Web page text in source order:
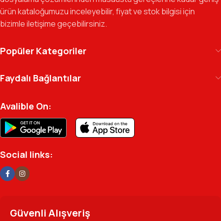
arşivinizdeki dosyaya kadar her detayda yanınızda.
Ofisinizin enerjisini ve verimliliğini artırmak için
ürün kataloğumuzu inceleyebilir, fiyat ve stok bilgisi için
bizimle iletişime geçebilirsiniz.
Popüler Kategoriler
Faydalı Bağlantılar
Avalible On:
Social links:
Güvenli Alışveriş